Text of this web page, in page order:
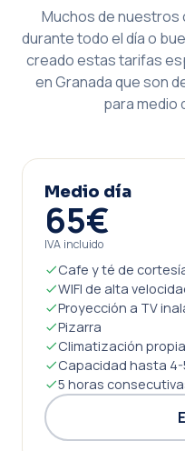
Muchos de
durante todo el día o
creado estas tarifas
en Granada que son
para medio
Medio día
65€
IVA incluido
Cafe y té de
WIFI de alta
Proyección a TV
Pizarra
Climatización propia
Capacidad hasta
5 horas